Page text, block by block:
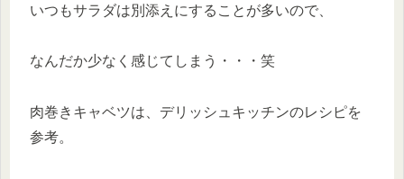
いつもサラダは別添えにすることが多いので、
なんだか少なく感じてしまう・・・笑
肉巻きキャベツは、デリッシュキッチンのレシピを
参考。